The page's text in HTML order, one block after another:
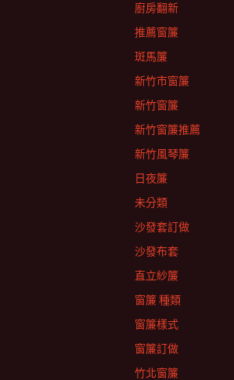
廚房翻新
推薦窗簾
斑馬簾
新竹市窗簾
新竹窗簾
新竹窗簾推薦
新竹風琴簾
日夜簾
未分類
沙發套訂做
沙發布套
直立紗簾
窗簾 種類
窗簾樣式
窗簾訂做
竹北窗簾